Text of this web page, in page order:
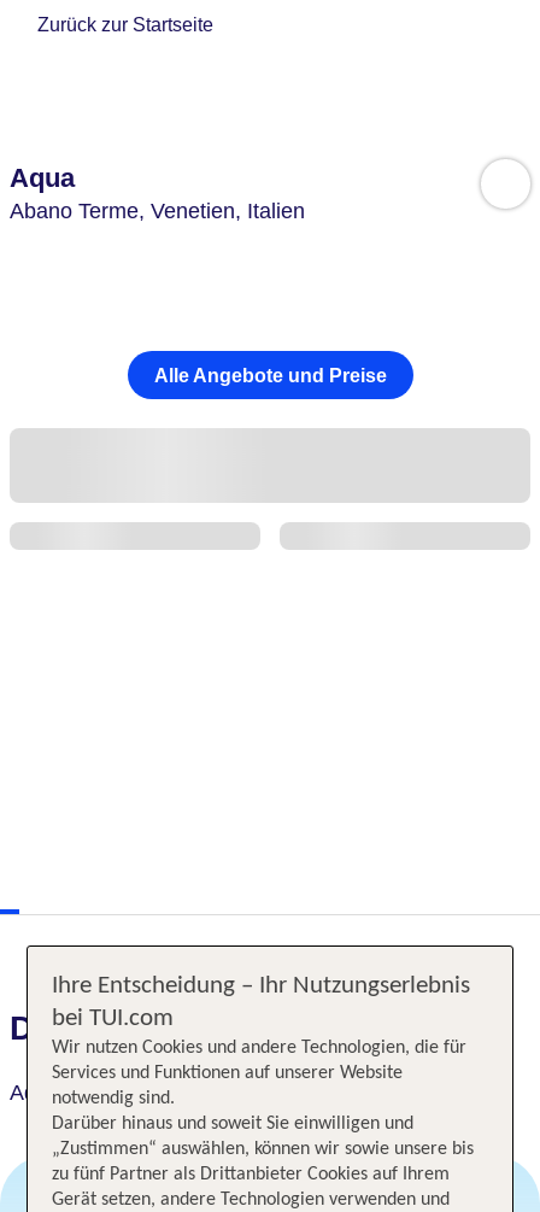
Zurück zur Startseite
Aqua
Abano Terme, Venetien, Italien
Alle Angebote und Preise
Das erwartet Sie
Aqua
Ihre Entscheidung – Ihr Nutzungserlebnis
bei TUI.com
Wir nutzen Cookies und andere Technologien, die für
Services und Funktionen auf unserer Website
notwendig sind.
Darüber hinaus und soweit Sie einwilligen und
„Zustimmen“ auswählen, können wir sowie unsere bis
zu fünf Partner als Drittanbieter Cookies auf Ihrem
Gerät setzen, andere Technologien verwenden und